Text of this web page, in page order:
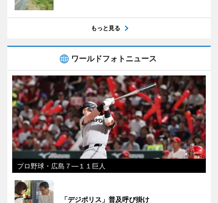
もっと見る
ワールドフォトニュース
プロ野球・広島７―１１巨人
「デジポリス」普及呼び掛け